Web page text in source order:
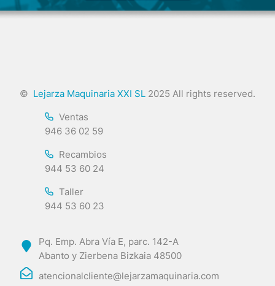
© Lejarza Maquinaria XXI SL 2025 All rights reserved.
Ventas
946 36 02 59
Recambios
944 53 60 24
Taller
944 53 60 23
Pq. Emp. Abra Vía E, parc. 142-A
Abanto y Zierbena Bizkaia 48500
atencionalcliente@lejarzamaquinaria.com